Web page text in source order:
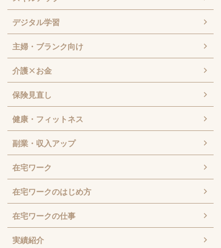
デジタル学習
主婦・ブランク向け
介護×お金
保険見直し
健康・フィットネス
副業・収入アップ
在宅ワーク
在宅ワークのはじめ方
在宅ワークの仕事
実績紹介